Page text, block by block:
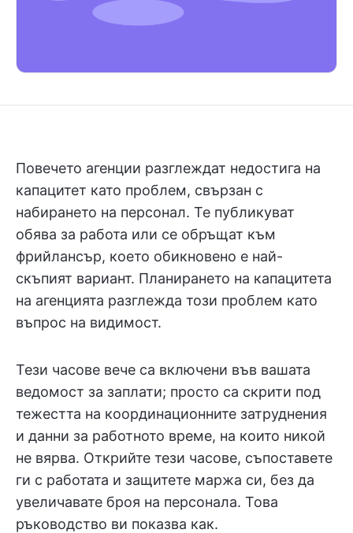
Повечето агенции разглеждат недостига на
капацитет като проблем, свързан с
набирането на персонал. Те публикуват
обява за работа или се обръщат към
фрийлансър, което обикновено е най-
скъпият вариант. Планирането на капацитета
на агенцията разглежда този проблем като
въпрос на видимост.
Тези часове вече са включени във вашата
ведомост за заплати; просто са скрити под
тежестта на координационните затруднения
и данни за работното време, на които никой
не вярва. Открийте тези часове, съпоставете
ги с работата и защитете маржа си, без да
увеличавате броя на персонала. Това
ръководство ви показва как.